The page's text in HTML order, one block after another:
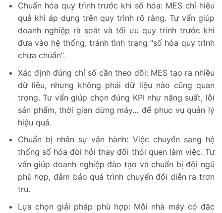
Chuẩn hóa quy trình trước khi số hóa: MES chỉ hiệu
quả khi áp dụng trên quy trình rõ ràng. Tư vấn giúp
doanh nghiệp rà soát và tối ưu quy trình trước khi
đưa vào hệ thống, tránh tình trạng “số hóa quy trình
chưa chuẩn”.
Xác định đúng chỉ số cần theo dõi: MES tạo ra nhiều
dữ liệu, nhưng không phải dữ liệu nào cũng quan
trọng. Tư vấn giúp chọn đúng KPI như năng suất, lỗi
sản phẩm, thời gian dừng máy… để phục vụ quản lý
hiệu quả.
Chuẩn bị nhân sự vận hành: Việc chuyển sang hệ
thống số hóa đòi hỏi thay đổi thói quen làm việc. Tư
vấn giúp doanh nghiệp đào tạo và chuẩn bị đội ngũ
phù hợp, đảm bảo quá trình chuyển đổi diễn ra trơn
tru.
Lựa chọn giải pháp phù hợp: Mỗi nhà máy có đặc